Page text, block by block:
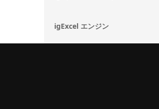
igExcel エンジン